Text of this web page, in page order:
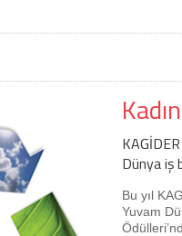
Dünya iş
Bu yıl
Yuvam